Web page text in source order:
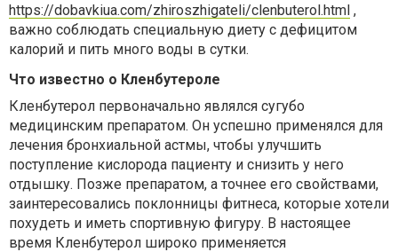
https://dobavkiua.com/zhiroszhigateli/clenbuterol.html ,
важно соблюдать специальную диету с дефицитом
калорий и пить много воды в сутки.
Что известно о Кленбутероле
Кленбутерол первоначально являлся сугубо
медицинским препаратом. Он успешно применялся для
лечения бронхиальной астмы, чтобы улучшить
поступление кислорода пациенту и снизить у него
отдышку. Позже препаратом, а точнее его свойствами,
заинтересовались поклонницы фитнеса, которые хотели
похудеть и иметь спортивную фигуру. В настоящее
время Кленбутерол широко применяется